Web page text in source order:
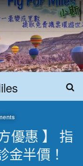
優惠 】 指
金半價！